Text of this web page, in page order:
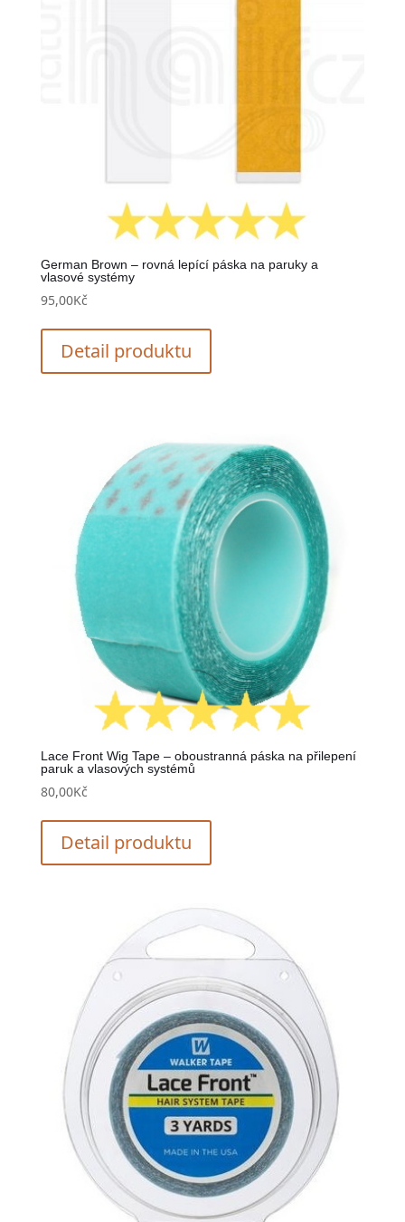
German Brown – rovná lepící páska na paruky a
vlasové systémy
95,00Kč
Detail produktu
Lace Front Wig Tape – oboustranná páska na přilepení
paruk a vlasových systémů
80,00Kč
Detail produktu